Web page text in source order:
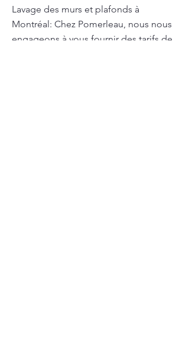
Lavage des murs et plafonds à
Montréal: Chez Pomerleau, nous nous
engageons à vous fournir des tarifs de